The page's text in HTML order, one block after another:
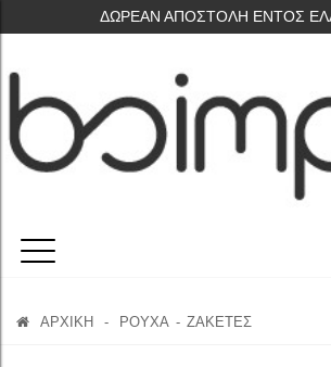
ΔΩΡΕΑΝ ΑΠΟΣΤΟΛΗ ΕΝΤΟΣ
ΑΡΧΙΚΗ - ΡΟΥΧΑ ΖΑΚΕΤΕΣ